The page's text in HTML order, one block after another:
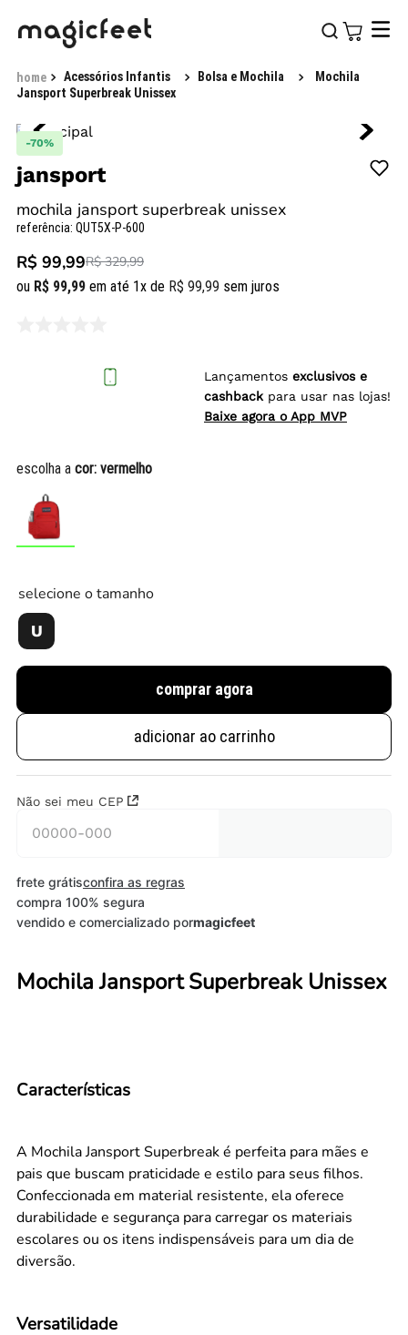
Acessórios Infantis Bolsa e Mochila
Mochila
Jansport Superbreak Unissex
-70%
jansport
mochila jansport superbreak unissex
referência: QUT5X-P-600
R$ 99,99R$ 329,99
ou R$ 99,99 em até 1x de R$ 99,99 sem juros
Lançamentos exclusivos e
cashback para usar nas lojas!
Baixe agora o App MVP
escolha a cor: vermelho
selecione o tamanho
U
comprar agora
adicionar ao carrinho
Não sei meu CEP
frete grátisconfira as regras
compra 100% segura
vendido e comercializado pormagicfeet
Mochila Jansport Superbreak Unissex
Características
A Mochila Jansport Superbreak é perfeita para mães e
pais que buscam praticidade e estilo para seus filhos.
Confeccionada em material resistente, ela oferece
durabilidade e segurança para carregar os materiais
escolares ou os itens indispensáveis para um dia de
diversão.
Versatilidade